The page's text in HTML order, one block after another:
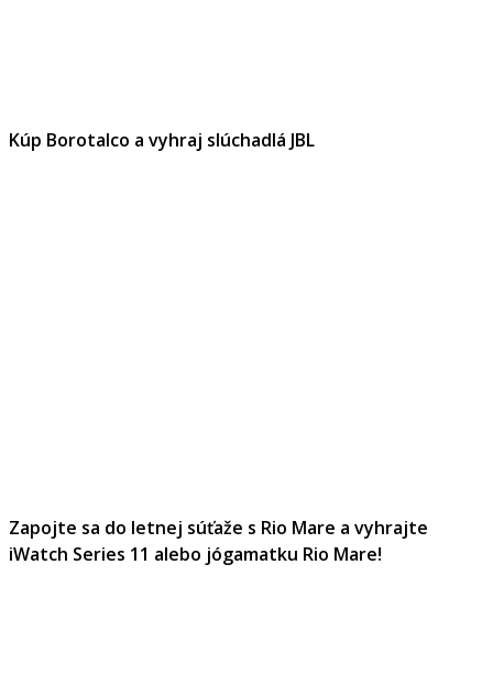
Kúp Borotalco a vyhraj slúchadlá JBL
Zapojte sa do letnej súťaže s Rio Mare a vyhrajte
iWatch Series 11 alebo jógamatku Rio Mare!